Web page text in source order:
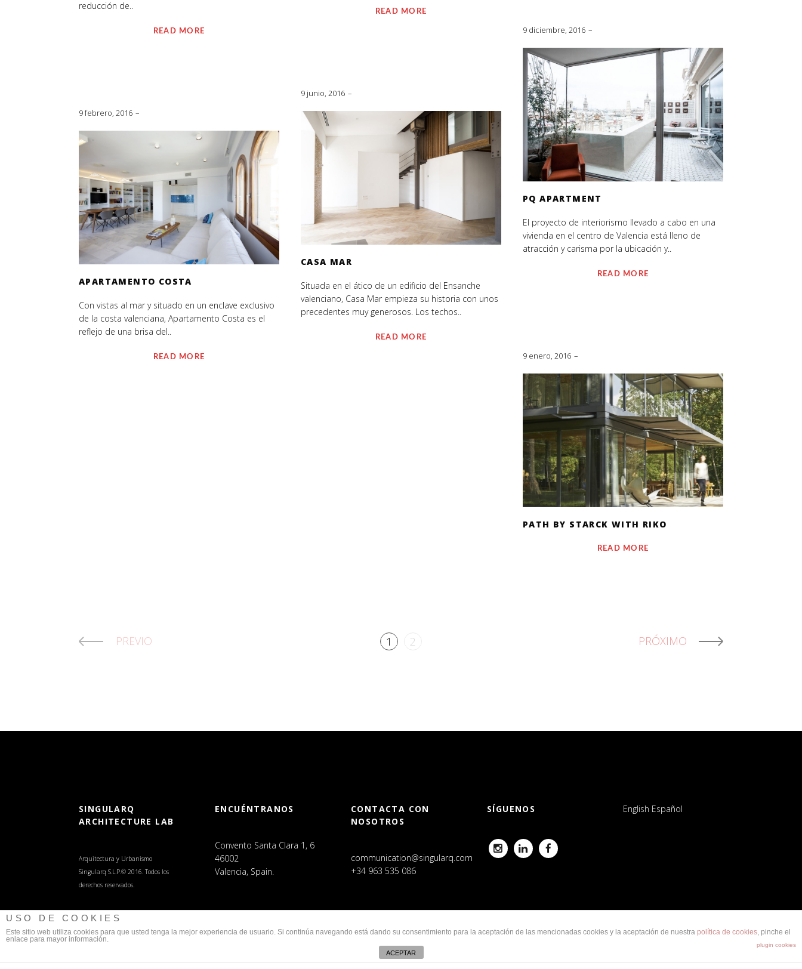
READ MORE
reducción de..
READ MORE 9 diciembre, 2016
PQ APARTMENT
El proyecto de interiorismo llevado a cabo en una
vivienda en el centro de Valencia está lleno de
atracción y carisma por la ubicación y..
READ MORE
9 junio, 2016
CASA MAR
Situada en el ático de un edificio del Ensanche
valenciano, Casa Mar empieza su historia con unos
precedentes muy generosos. Los techos..
READ MORE
9 febrero, 2016
APARTAMENTO COSTA
Con vistas al mar y situado en un enclave exclusivo
de la costa valenciana, Apartamento Costa es el
reflejo de una brisa del..
READ MORE 9 enero, 2016
PATH BY STARCK WITH RIKO
READ MORE
PREVIO 1 2 PRÓXIMO
SINGULARQ
ARCHITECTURE LAB
Arquitectura y Urbanismo
Singularq S.L.P.© 2016. Todos los
derechos reservados.
ENCUÉNTRANOS
Convento Santa Clara 1, 6
46002
Valencia, Spain.
CONTACTA CON
NOSOTROS
communication@singularq.com
+34 963 535 086
SÍGUENOS
InstagramLinkedinFacebook
English Español
USO DE COOKIES
Este sitio web utiliza cookies para que usted tenga la mejor experiencia de usuario. Si continúa navegando está dando su consentimiento para la aceptación de las mencionadas cookies y la aceptación de nuestra política de cookies, pinche el
enlace para mayor información.
plugin cookies
ACEPTAR